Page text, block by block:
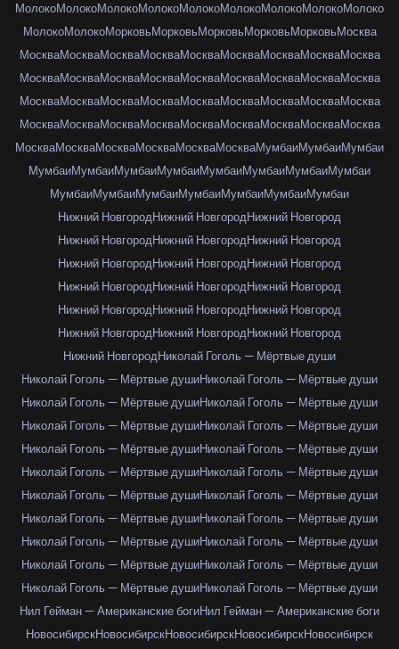
МолокоМолокоМолокоМолокоМолокоМолокоМолокоМолокоМолоко
МолокоМолокоМорковьМорковьМорковьМорковьМорковьМосква
МоскваМоскваМоскваМоскваМоскваМоскваМоскваМоскваМосква
МоскваМоскваМоскваМоскваМоскваМоскваМоскваМоскваМосква
МоскваМоскваМоскваМоскваМоскваМоскваМоскваМоскваМосква
МоскваМоскваМоскваМоскваМоскваМоскваМоскваМоскваМосква
МоскваМоскваМоскваМоскваМоскваМоскваМумбаиМумбаиМумбаи
МумбаиМумбаиМумбаиМумбаиМумбаиМумбаиМумбаиМумбаи
МумбаиМумбаиМумбаиМумбаиМумбаиМумбаиМумбаи
Нижний НовгородНижний НовгородНижний Новгород
Нижний НовгородНижний НовгородНижний Новгород
Нижний НовгородНижний НовгородНижний Новгород
Нижний НовгородНижний НовгородНижний Новгород
Нижний НовгородНижний НовгородНижний Новгород
Нижний НовгородНижний НовгородНижний Новгород
Нижний НовгородНиколай Гоголь — Мёртвые души
Николай Гоголь — Мёртвые душиНиколай Гоголь — Мёртвые души
Николай Гоголь — Мёртвые душиНиколай Гоголь — Мёртвые души
Николай Гоголь — Мёртвые душиНиколай Гоголь — Мёртвые души
Николай Гоголь — Мёртвые душиНиколай Гоголь — Мёртвые души
Николай Гоголь — Мёртвые душиНиколай Гоголь — Мёртвые души
Николай Гоголь — Мёртвые душиНиколай Гоголь — Мёртвые души
Николай Гоголь — Мёртвые душиНиколай Гоголь — Мёртвые души
Николай Гоголь — Мёртвые душиНиколай Гоголь — Мёртвые души
Николай Гоголь — Мёртвые душиНиколай Гоголь — Мёртвые души
Николай Гоголь — Мёртвые душиНиколай Гоголь — Мёртвые души
Нил Гейман — Американские богиНил Гейман — Американские боги
НовосибирскНовосибирскНовосибирскНовосибирскНовосибирск